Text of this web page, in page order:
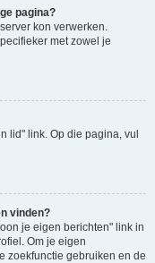
pagina?
kon verwerken.
met zowel je
lid" link. Op die pagina, vul
vinden?
je eigen berichten" link in
Om je eigen
zoekfunctie gebruiken en de